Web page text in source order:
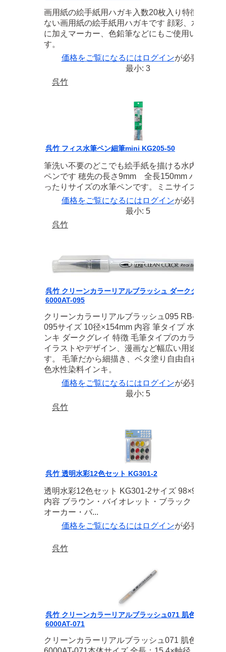
画用紙の絵手紙用ハガキ入数20枚入り特徴にじみ
ない画用紙の絵手紙用ハガキです 顔彩、水彩画、
に加えマーカー、色鉛筆などにもご使用いただけ
す。
価格をご覧になるには ログインが必要です
最小: 3
呉竹
呉竹 フィス水筆ペン細筆mini KG205-50
筆洗い不要のどこでも絵手紙を描ける水内蔵型の
ペンです 穂先の長さ9mm 全長150mm ハガキに
ったりサイズの水筆ペンです。ミニサイズ
価格をご覧になるには ログインが必要です
最小: 5
呉竹
呉竹 クリーンカラーリアルブラッシュ ダークグレイ RB-
6000AT-095
クリーンカラーリアルブラッシュ095 RB-6000AT-
095サイズ 10径×154mm 内容 筆タイプ 水性染料
ンキ ダークグレイ 特徴 毛筆タイプのカラーペン
イラストやデザイン、漫画など幅広い用途に使え
す。 毛筆だから細描き、ベタ塗り自由自在！ 全48
色水性染料インキ。
価格をご覧になるには ログインが必要です
最小: 5
呉竹
呉竹 透明水彩12色セット KG301-2
透明水彩12色セット KG301-2サイズ
内容 ブラウン・バイオレット・ブラック・イエロ
オーカー・バ...
価格をご覧になるには ログインが必要です
呉竹
呉竹 クリーンカラーリアルブラッシュ071 肌色 RB-
6000AT-071
クリーンカラーリアルブラッシュ071 肌色 RB-